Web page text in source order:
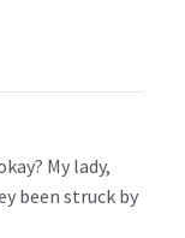
My lady,
been struck by